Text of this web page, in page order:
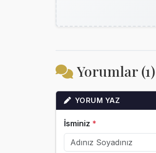
Yorumlar (1)
YORUM YAZ
İsminiz *